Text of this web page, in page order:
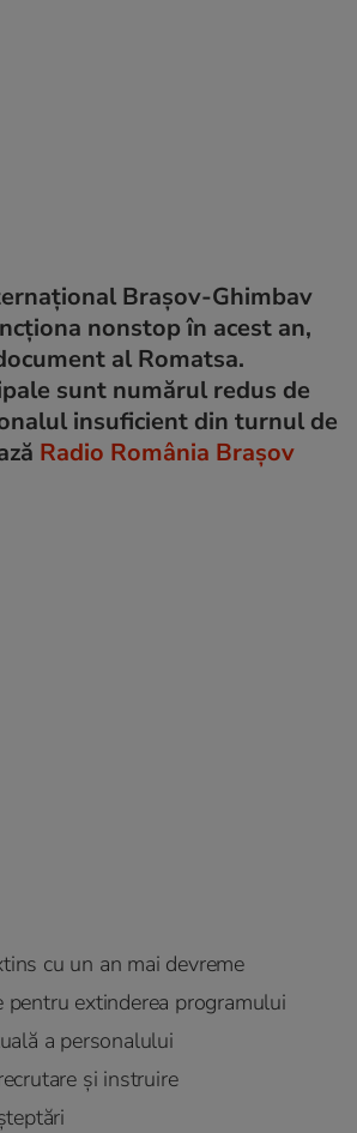
Brașov-Ghimbav
nonstop în acest an,
al Romatsa.
sunt numărul redus de
insuficient din turnul de
Radio România Brașov
cu un an mai devreme
pentru extinderea programului
a personalului
și instruire